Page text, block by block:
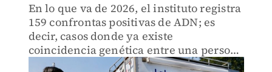
En lo que va de 2026, el instituto registra
159 confrontas positivas de ADN; es
decir, casos donde ya existe
coincidencia genética entre una persona
fallecida y una familia.